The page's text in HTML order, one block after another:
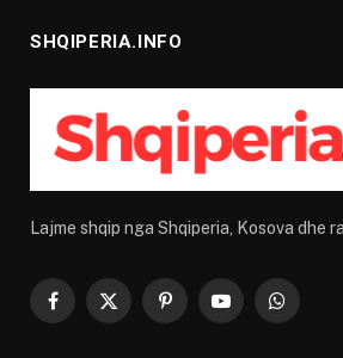
SHQIPERIA.INFO
Lajme shqip nga Shqiperia, Kosova dhe
Facebook
X
PinterestYouTube